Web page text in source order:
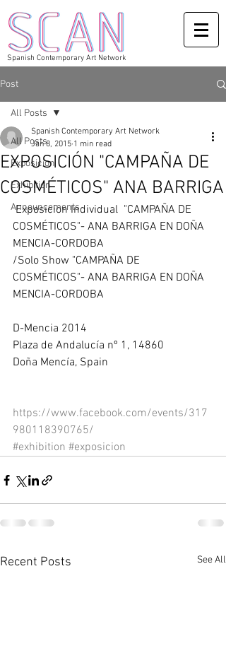
Spanish Contemporary Art Network
Post
All Posts
Exposicion
Exhibition
Announcements
All Posts
EXPOSICIÓN "CAMPAÑA DE
COSMÉTICOS" ANA BARRIGA
Spanish Contemporary Art Network
Jan 8, 2015 1 min read
Exposicion Individual  "CAMPAÑA DE
COSMÉTICOS"- ANA BARRIGA EN DOÑA
MENCIA-CORDOBA
/Solo Show "CAMPAÑA DE
COSMÉTICOS"- ANA BARRIGA EN DOÑA
MENCIA-CORDOBA
D-Mencia 2014
Plaza de Andalucía nº 1, 14860
Doña Mencía, Spain
https://www.facebook.com/events/317
980118390765/
#exhibition #exposicion
Recent Posts See All